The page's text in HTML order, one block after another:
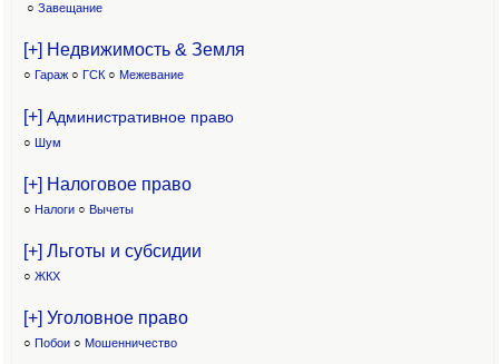
○ Завещание
[+] Недвижимость & Земля
○ Гараж ○ ГСК ○ Межевание
[+] Административное право
○ Шум
[+] Налоговое право
○ Налоги ○ Вычеты
[+] Льготы и субсидии
○ ЖКХ
[+] Уголовное право
○ Побои ○ Мошенничество